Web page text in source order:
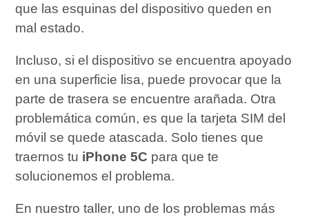
que las esquinas del dispositivo queden en
mal estado.
Incluso, si el dispositivo se encuentra apoyado
en una superficie lisa, puede provocar que la
parte de trasera se encuentre arañada. Otra
problemática común, es que la tarjeta SIM del
móvil se quede atascada. Solo tienes que
traernos tu iPhone 5C para que te
solucionemos el problema.
En nuestro taller, uno de los problemas más